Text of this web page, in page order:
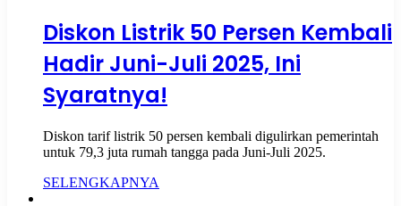
Diskon Listrik 50 Persen Kembali
Hadir Juni-Juli 2025, Ini
Syaratnya!
Diskon tarif listrik 50 persen kembali digulirkan pemerintah
untuk 79,3 juta rumah tangga pada Juni-Juli 2025.
SELENGKAPNYA